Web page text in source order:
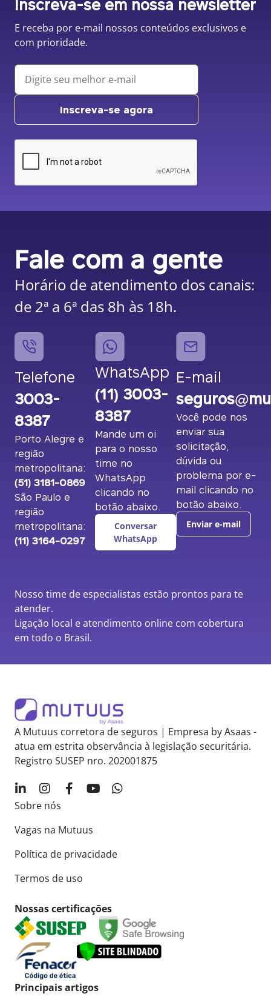
Inscreva-se em nossa newsletter
E receba por e-mail nossos conteúdos exclusivos e
com prioridade.
Inscreva-se agora
Fale com a gente
Horário de atendimento dos canais:
de 2ª a 6ª das 8h às 18h.
Telefone
3003-
8387
Porto Alegre e
região
metropolitana:
(51) 3181-0869
São Paulo e
região
metropolitana:
(11) 3164-0297
WhatsApp
(11) 3003-
8387
Mande um oi
para o nosso
time no
WhatsApp
clicando no
botão abaixo.
Conversar
WhatsApp
E-mail
Você pode nos
enviar sua
solicitação,
dúvida ou
problema por e-
mail clicando no
botão abaixo.
Enviar e-mail
Nosso time de especialistas estão prontos para te
atender.
Ligação local e atendimento online com cobertura
em todo o Brasil.
A Mutuus corretora de seguros | Empresa by Asaas -
atua em estrita observância à legislação securitária.
Registro SUSEP nro. 202001875
Sobre nós
Vagas na Mutuus
Política de privacidade
Termos de uso
Nossas certificações
Principais artigos